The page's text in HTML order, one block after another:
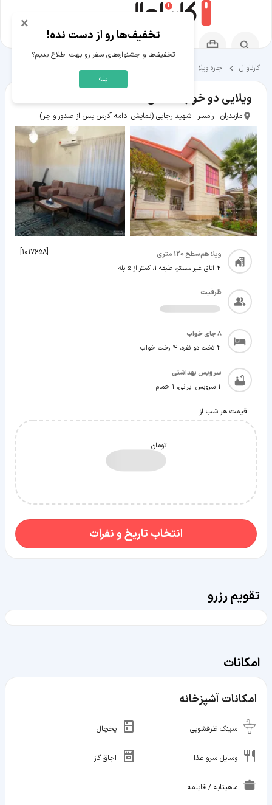
تقویم رزرو
امکانات
امکانات آشپزخانه
سینک ظرفشویی یخچال
وسایل سرو غذا اجاق گاز
ماهیتابه / قابلمه
کارناوال اجاره ویلا
ویلایی دو خوابه ساحلی
مازندران - رامسر - شهید رجایی (نمایش ادامه آدرس پس از صدور واچر)
[
1017658
]
ویلا هم‌سطح 120 متری
2 اتاق غیر مستر، طبقه 1، کمتر از ۵ پله
ظرفیت
8جای خواب
2 تخت دو نفره، 4 رخت خواب
سرویس بهداشتی
1 سرویس ایرانی، 1 حمام
قیمت هر شب از
تومان
انتخاب تاریخ و نفرات
× تخفیف‌ها رو از دست نده!
تخفیف‌ها و جشنواره‌های سفر رو بهت اطلاع بدیم؟
بله